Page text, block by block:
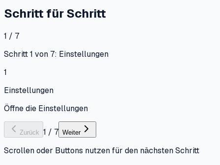
Schritt für Schritt
1 / 7
Schritt 1 von 7: Einstellungen
1
Einstellungen
Öffne die Einstellungen
Zurück 1 / 7 Weiter
Scrollen oder Buttons nutzen für den nächsten Schritt